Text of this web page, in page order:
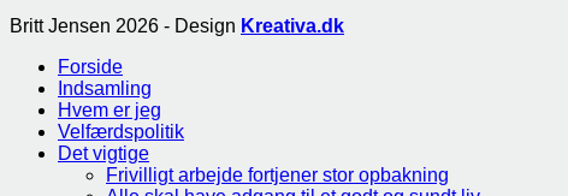
Britt Jensen 2026 - Design Kreativa.dk
Forside
Indsamling
Hvem er jeg
Velfærdspolitik
Det vigtige
Frivilligt arbejde fortjener stor opbakning